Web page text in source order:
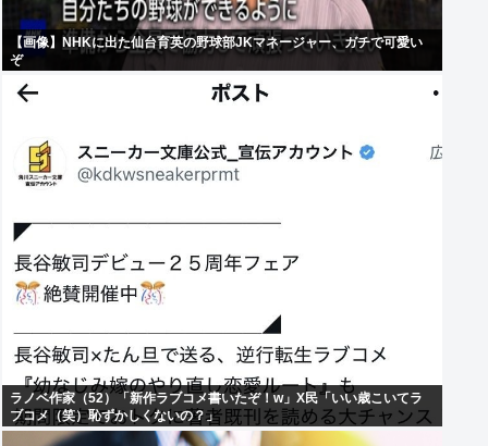
【画像】NHKに出た仙台育英の野球部JKマネージャー、ガチで可愛い
ぞ
ラノベ作家（52）「新作ラブコメ書いたぞ！w」X民「いい歳こいてラ
ブコメ（笑）恥ずかしくないの？」